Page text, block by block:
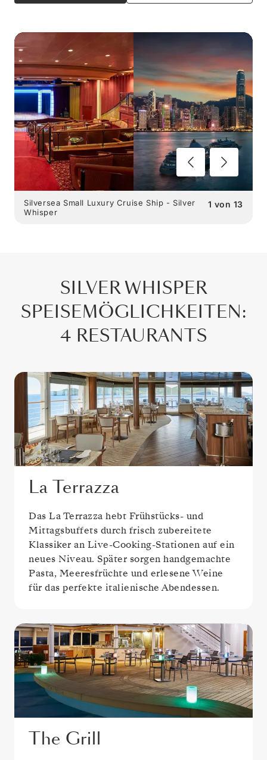
1 von 13
Silversea Small Luxury Cruise Ship - Silver
Whisper
SILVER WHISPER
SPEISEMÖGLICHKEITEN:
4 RESTAURANTS
La Terrazza
Das La Terrazza hebt Frühstücks- und
Mittagsbuffets durch frisch zubereitete
Klassiker an Live-Cooking-Stationen auf ein
neues Niveau. Später sorgen handgemachte
Pasta, Meeresfrüchte und erlesene Weine
für das perfekte italienische Abendessen.
The Grill